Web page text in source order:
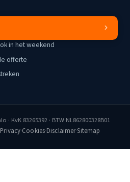
in het weekend
offerte
· KvK 83265392 · BTW NL862800328B01
Privacy·Cookies·Disclaimer·Sitemap